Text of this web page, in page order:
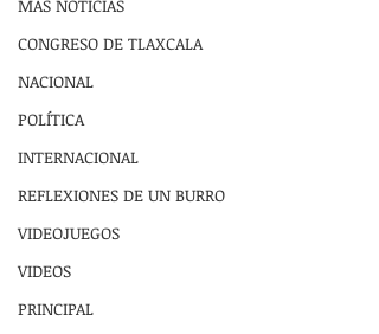
MÁS NOTÍCIAS
CONGRESO DE TLAXCALA
NACIONAL
POLÍTICA
INTERNACIONAL
REFLEXIONES DE UN BURRO
VIDEOJUEGOS
VIDEOS
PRINCIPAL